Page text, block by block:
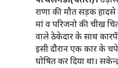
राणा की मौत सड़क
मां व परिजनो की चीख
वाले ठेकेदार के साथ
इसी दौरान एक कार के
घोषित कर दिया था।